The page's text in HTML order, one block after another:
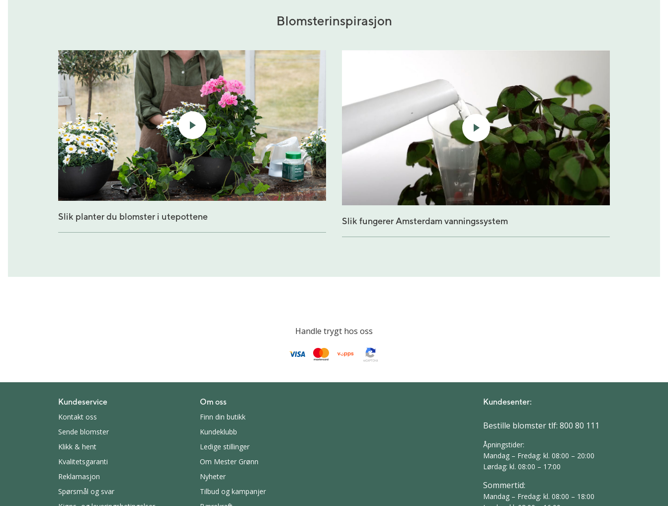
Blomsterinspirasjon
Slik planter du blomster i utepottene Slik fungerer Amsterdam vanningssystem
Handle trygt hos oss
Kundeservice
Kontakt oss
Sende blomster
Klikk & hent
Kvalitetsgaranti
Reklamasjon
Spørsmål og svar
Om oss
Finn din butikk
Kundeklubb
Ledige stillinger
Om Mester Grønn
Nyheter
Tilbud og kampanjer
Kundesenter:
Bestille blomster tlf: 800 80 111
Åpningstider:
Mandag – Fredag: kl. 08:00 – 20:00
Lørdag: kl. 08:00 – 17:00
Sommertid:
Mandag – Fredag: kl. 08:00 – 18:00